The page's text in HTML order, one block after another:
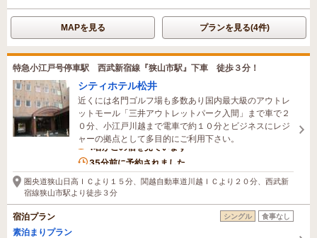
MAPを見る プランを見る(4件)
特急小江戸号停車駅 西武新宿線『狭山市駅』下車 徒歩３分！
シティホテル松井
近くには名門ゴルフ場も多数あり国内最大級のアウトレ
ットモール「三井アウトレットパーク入間」まで車で２
０分、小江戸川越まで電車で約１０分とビジネスにレジ
ャーの拠点として多目的にご利用下さい。
1名がこの宿を見ています
35分前に予約されました
圏央道狭山日高ＩＣより１５分、関越自動車道川越ＩＣより２０分、西武新
宿線狭山市駅より徒歩３分
宿泊プラン シングル 食事なし
素泊まりプラン